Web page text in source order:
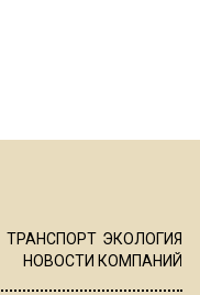
ТРАНСПОРТ ЭКОЛОГИЯ
НОВОСТИ КОМПАНИЙ